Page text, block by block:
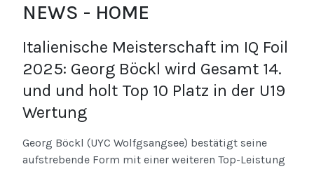
NEWS - HOME
Italienische Meisterschaft im IQ Foil
2025: Georg Böckl wird Gesamt 14.
und und holt Top 10 Platz in der U19
Wertung
Georg Böckl (UYC Wolfgsangsee) bestätigt seine
aufstrebende Form mit einer weiteren Top-Leistung